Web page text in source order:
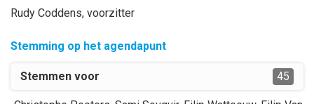
Rudy Coddens, voorzitter
Stemming op het agendapunt
Stemmen voor 45